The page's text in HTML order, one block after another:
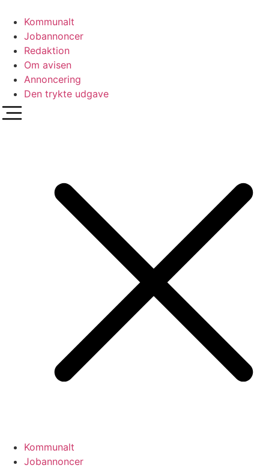
indhold
Kommunalt
Jobannoncer
Redaktion
Om avisen
Annoncering
Den trykte udgave
Kommunalt
Jobannoncer